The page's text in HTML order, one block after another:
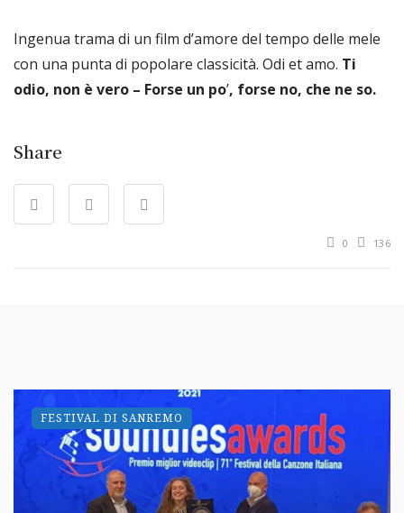
Ingenua trama di un film d’amore del tempo delle mele
con una punta di popolare classicità. Odi et amo. Ti
odio, non è vero – Forse un po’, forse no, che ne so.
Share
0 136
FESTIVAL DI SANREMO